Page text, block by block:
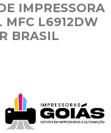
IMPRESSORA
MFC L6912DW
BRASIL